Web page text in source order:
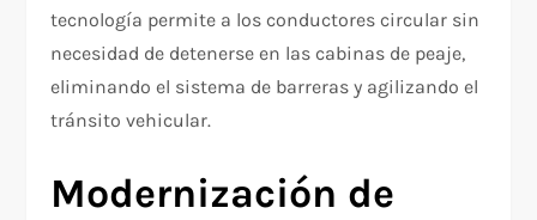
tecnología permite a los conductores circular sin
necesidad de detenerse en las cabinas de peaje,
eliminando el sistema de barreras y agilizando el
tránsito vehicular.
Modernización de